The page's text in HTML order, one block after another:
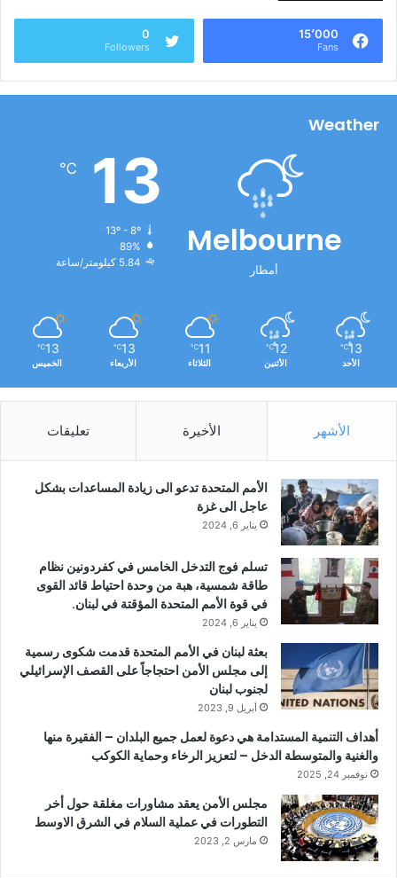
15٬000
Fans
0
Followers
Weather
Melbourne
أمطار
13
℃
13º - 8º
89%
5.84 كيلومتر/ساعة
13
℃
الأحد
12
℃
الأثنين
11
℃
الثلاثاء
13
℃
الأربعاء
13
℃
الخميس
الأشهر الأخيرة تعليقات
الأمم المتحدة تدعو الى زيادة المساعدات بشكل
عاجل الى غزة
يناير 6, 2024
تسلم فوج التدخل الخامس في كفردونين نظام
طاقة شمسية، هبة من وحدة احتياط قائد القوى
في قوة الأمم المتحدة المؤقتة في لبنان.‎‎
يناير 6, 2024
بعثة لبنان في الأمم المتحدة قدمت شكوى رسمية
إلى مجلس الأمن احتجاجاً على القصف الإسرائيلي
لجنوب لبنان
أبريل 9, 2023
أهداف التنمية المستدامة هي دعوة لعمل جميع البلدان – الفقيرة منها
والغنية والمتوسطة الدخل – لتعزيز الرخاء وحماية الكوكب
نوفمبر 24, 2025
مجلس الأمن يعقد مشاورات مغلقة حول أخر
التطورات في عملية السلام في الشرق الاوسط
مارس 2, 2023